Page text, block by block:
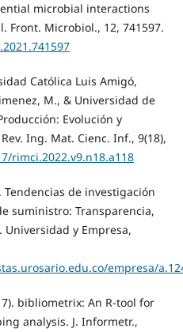
microbial interactions
Front. Microbiol., 12, 741597.
Católica Luis Amigó,
M., & Universidad de
Evolución y
Ing. Mat. Cienc. Inf., 9(18),
rimci.2022.v9.n18.a118
Tendencias de investigación
suministro: Transparencia,
y Empresa,
empresa/
bibliometrix: An R-tool for
analysis. J. Informetr.,